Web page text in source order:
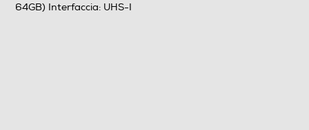
100
64GB) Interfaccia: UHS-I